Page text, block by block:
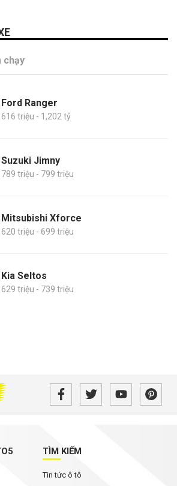
chạy
Ford Ranger
616 triệu - 1,202 tỷ
Suzuki Jimny
789 triệu - 799 triệu
Mitsubishi Xforce
620 triệu - 699 triệu
Kia Seltos
629 triệu - 739 triệu
TÌM KIẾM
Tin tức ô tô